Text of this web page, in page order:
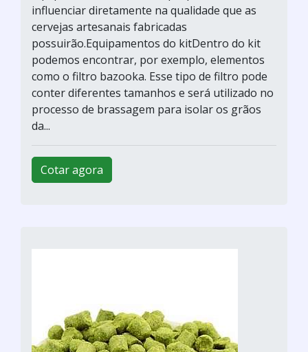
influenciar diretamente na qualidade que as
cervejas artesanais fabricadas
possuirão.Equipamentos do kitDentro do kit
podemos encontrar, por exemplo, elementos
como o filtro bazooka. Esse tipo de filtro pode
conter diferentes tamanhos e será utilizado no
processo de brassagem para isolar os grãos
da...
Cotar agora